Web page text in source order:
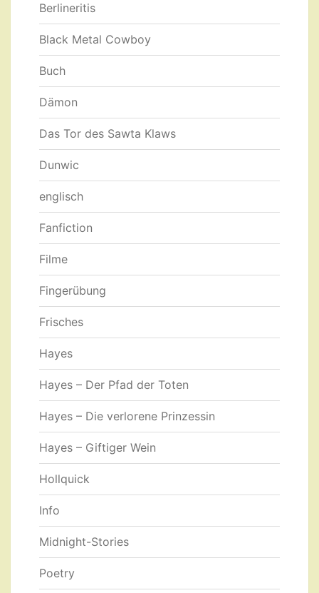
Berlineritis
Black Metal Cowboy
Buch
Dämon
Das Tor des Sawta Klaws
Dunwic
englisch
Fanfiction
Filme
Fingerübung
Frisches
Hayes
Hayes – Der Pfad der Toten
Hayes – Die verlorene Prinzessin
Hayes – Giftiger Wein
Hollquick
Info
Midnight-Stories
Poetry